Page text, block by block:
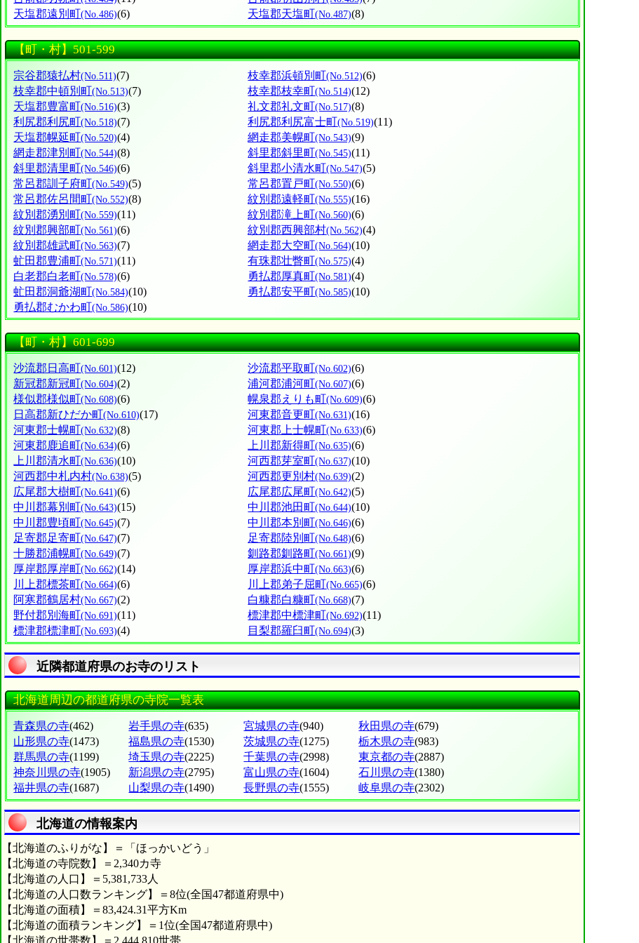
天塩郡遠別町(No.486)(6) 天塩郡天塩町(No.487)(8)
【町・村】501-599
宗谷郡猿払村(No.511)(7) 枝幸郡浜頓別町(No.512)(6)
枝幸郡中頓別町(No.513)(7) 枝幸郡枝幸町(No.514)(12)
天塩郡豊富町(No.516)(3) 礼文郡礼文町(No.517)(8)
利尻郡利尻町(No.518)(7) 利尻郡利尻富士町(No.519)(11)
天塩郡幌延町(No.520)(4) 網走郡美幌町(No.543)(9)
網走郡津別町(No.544)(8) 斜里郡斜里町(No.545)(11)
斜里郡清里町(No.546)(6) 斜里郡小清水町(No.547)(5)
常呂郡訓子府町(No.549)(5) 常呂郡置戸町(No.550)(6)
常呂郡佐呂間町(No.552)(8) 紋別郡遠軽町(No.555)(16)
紋別郡湧別町(No.559)(11) 紋別郡滝上町(No.560)(6)
紋別郡興部町(No.561)(6) 紋別郡西興部村(No.562)(4)
紋別郡雄武町(No.563)(7) 網走郡大空町(No.564)(10)
虻田郡豊浦町(No.571)(11) 有珠郡壮瞥町(No.575)(4)
白老郡白老町(No.578)(6) 勇払郡厚真町(No.581)(4)
虻田郡洞爺湖町(No.584)(10) 勇払郡安平町(No.585)(10)
勇払郡むかわ町(No.586)(10)
【町・村】601-699
沙流郡日高町(No.601)(12) 沙流郡平取町(No.602)(6)
新冠郡新冠町(No.604)(2) 浦河郡浦河町(No.607)(6)
様似郡様似町(No.608)(6) 幌泉郡えりも町(No.609)(6)
日高郡新ひだか町(No.610)(17) 河東郡音更町(No.631)(16)
河東郡士幌町(No.632)(8) 河東郡上士幌町(No.633)(6)
河東郡鹿追町(No.634)(6) 上川郡新得町(No.635)(6)
上川郡清水町(No.636)(10) 河西郡芽室町(No.637)(10)
河西郡中札内村(No.638)(5) 河西郡更別村(No.639)(2)
広尾郡大樹町(No.641)(6) 広尾郡広尾町(No.642)(5)
中川郡幕別町(No.643)(15) 中川郡池田町(No.644)(10)
中川郡豊頃町(No.645)(7) 中川郡本別町(No.646)(6)
足寄郡足寄町(No.647)(7) 足寄郡陸別町(No.648)(6)
十勝郡浦幌町(No.649)(7) 釧路郡釧路町(No.661)(9)
厚岸郡厚岸町(No.662)(14) 厚岸郡浜中町(No.663)(6)
川上郡標茶町(No.664)(6) 川上郡弟子屈町(No.665)(6)
阿寒郡鶴居村(No.667)(2) 白糠郡白糠町(No.668)(7)
野付郡別海町(No.691)(11) 標津郡中標津町(No.692)(11)
標津郡標津町(No.693)(4) 目梨郡羅臼町(No.694)(3)
近隣都道府県のお寺のリスト
北海道周辺の都道府県の寺院一覧表
青森県の寺(462) 岩手県の寺(635) 宮城県の寺(940) 秋田県の寺(679)
山形県の寺(1473) 福島県の寺(1530) 茨城県の寺(1275) 栃木県の寺(983)
群馬県の寺(1199) 埼玉県の寺(2225) 千葉県の寺(2998) 東京都の寺(2887)
神奈川県の寺(1905) 新潟県の寺(2795) 富山県の寺(1604) 石川県の寺(1380)
福井県の寺(1687) 山梨県の寺(1490) 長野県の寺(1555) 岐阜県の寺(2302)
北海道の情報案内
【北海道のふりがな】＝「ほっかいどう」
【北海道の寺院数】＝2,340カ寺
【北海道の人口】＝5,381,733人
【北海道の人口数ランキング】＝8位(全国47都道府県中)
【北海道の面積】＝83,424.31平方Km
【北海道の面積ランキング】＝1位(全国47都道府県中)